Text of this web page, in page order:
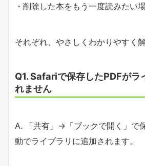
・削除した本をもう一度読みたい
それぞれ、やさしくわかりやすく解
Q1. Safariで保存したPDFがラ
れません
A. 「共有」→「ブックで開く」で
動でライブラリに追加されます。